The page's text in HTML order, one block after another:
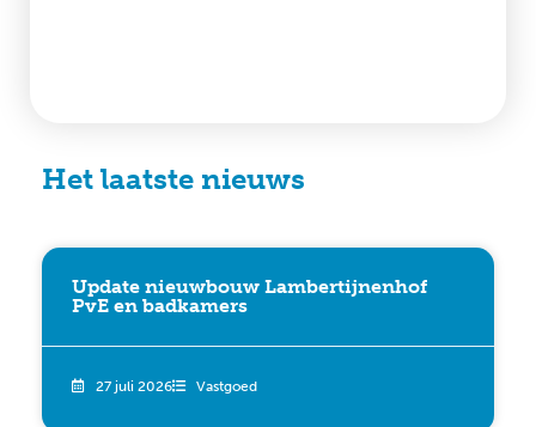
Het laatste nieuws
Update nieuwbouw Lambertijnenhof
PvE en badkamers
27 juli 2026 Vastgoed